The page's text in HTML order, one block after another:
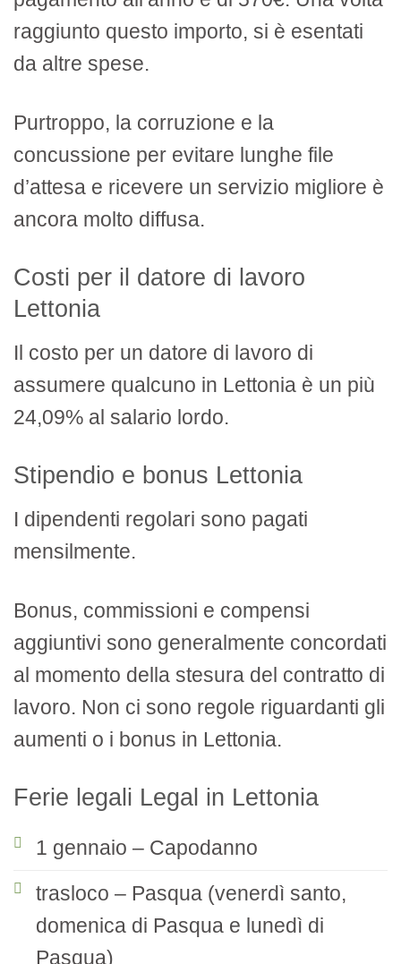
raggiunto questo importo, si è esentati
da altre spese.
Purtroppo, la corruzione e la
concussione per evitare lunghe file
d’attesa e ricevere un servizio migliore è
ancora molto diffusa.
Costi per il datore di lavoro
Lettonia
Il costo per un datore di lavoro di
assumere qualcuno in Lettonia è un più
24,09% al salario lordo.
Stipendio e bonus Lettonia
I dipendenti regolari sono pagati
mensilmente.
Bonus, commissioni e compensi
aggiuntivi sono generalmente concordati
al momento della stesura del contratto di
lavoro. Non ci sono regole riguardanti gli
aumenti o i bonus in Lettonia.
Ferie legali Legal in Lettonia
1 gennaio – Capodanno
trasloco – Pasqua (venerdì santo,
domenica di Pasqua e lunedì di
Pasqua)